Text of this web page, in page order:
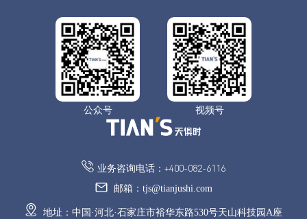
2026-07-30
于高山之巅 见大海星辰｜天俱时六名核心管理者完成
全球顶尖高校深造
智汇革新丨天俱时携手粒影生物打造大湾区标志
公众号 视频号
业务咨询电话：+400-082-6116
邮箱：tjs@tianjushi.com
地址：中国·河北·石家庄市裕华东路530号天山科技园A座